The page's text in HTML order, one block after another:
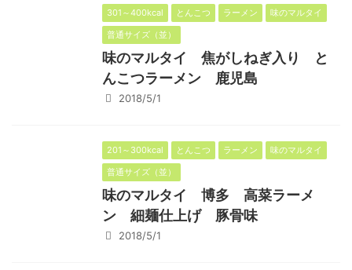
301～400kcal とんこつ ラーメン
味のマルタイ
普通サイズ（並）
味のマルタイ 焦がしねぎ入り と
んこつラーメン 鹿児島
2018/5/1
201～300kcal とんこつ ラーメン
味のマルタイ
普通サイズ（並）
味のマルタイ 博多 高菜ラーメ
ン 細麺仕上げ 豚骨味
2018/5/1